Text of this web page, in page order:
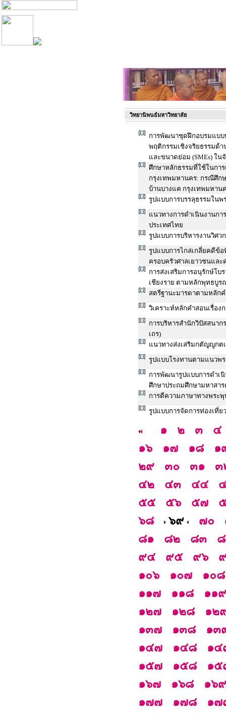
วิทยานิพนธ์มหาวิทยาลัย
การพัฒนาชุดฝึกอบรมแบบ
พฤติกรรมเชิงจริยธรรมด้
และขนาดย่อม (SMEs) ใ
ศึกษาหลักธรรมที่ใช้ในกา
กรุงเทพมหานคร: กรณีศึก
บ้านบางแค กรุงเทพมหาน
รูปแบบการบรรลุธรรมในพ
แนวทางการดำเนินงานก
ประเทศไทย
รูปแบบการบริหารงานวิศ
รูปแบบการไกล่เกลี่ยคดีข้
ครอบครัวศาลเยาวชนและ
การส่งเสริมการอนุรักษ์โบ
เชียงราย ตามหลักพุทธบูร
สตรีฐานะมารดาตามหลัก
วิเคราะห์หลักคำสอนเรื่อ
การบริหารสำนักวิปัสสนา
เถร)
แนวทางส่งเสริมกตัญญูกต
รูปแบบโรงทานตามแนวพ
การพัฒนารูปแบบการดำเ
ศึกษาประถมศึกษามหาสา
การตีความภาษาทางพระ
รูปแบบการจัดการท่องเที่
๑ ๒ ๓
๔
๑๖
๑๗ ๑๘
๑
๒๙
๓๐ ๓๑
๓
๔๒
๔๓ ๔๔
๕๕
๕๖ ๕๗
๖๘
๖๙ ๗๐
๘๑
๘๒ ๘๓
๙๔
๙๕ ๙๖
๑๐๖
๑๐๗
๑๐๘
๑๑๗
๑๑๘
๑๑๙
๑๒๗
๑๒๘
๑๒
๑๓๗
๑๓๘
๑๓
๑๔๗
๑๔๘
๑๔
๑๕๗
๑๕๘
๑๕
๑๖๗
๑๖๘
๑๖๙
๑๗๗
๑๗๘
๑๗